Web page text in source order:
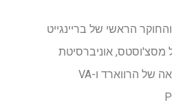
הראשי של בריינגייט
מסצ'וסטס, אוניברסיטת
בראון, בית הספר לרפואה של הרווארד ו-VA